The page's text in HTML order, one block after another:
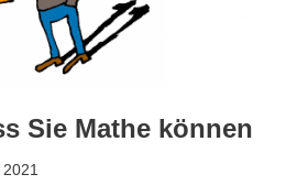
Sie Mathe können